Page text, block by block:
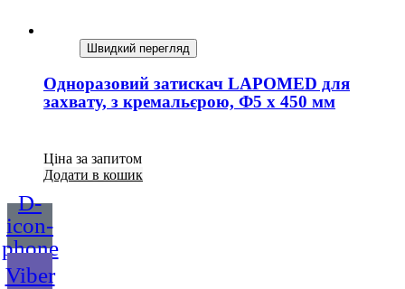
Швидкий перегляд
Одноразовий затискач LAPOMED для
захвату, з кремальєрою, Ф5 x 450 мм
Ціна за запитом
Додати в кошик
D-
icon-
phone
Viber